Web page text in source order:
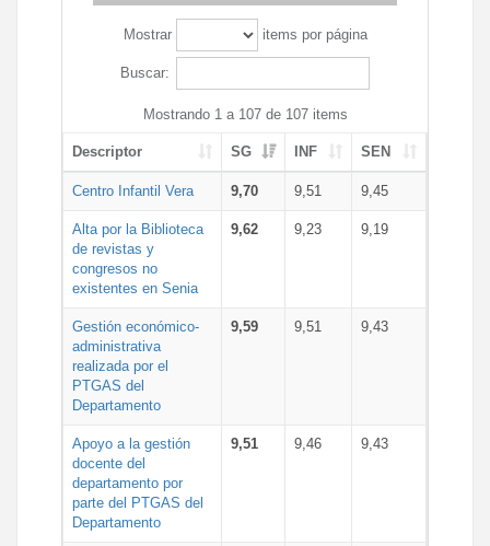
Mostrar items por página
Buscar:
Mostrando 1 a 107 de 107 items
Descriptor SG INF SEN
Centro Infantil Vera 9,70 9,51 9,45
Alta por la Biblioteca
de revistas y
congresos no
existentes en Senia
9,62 9,23 9,19
Gestión económico-
administrativa
realizada por el
PTGAS del
Departamento
9,59 9,51 9,43
Apoyo a la gestión
docente del
departamento por
parte del PTGAS del
Departamento
9,51 9,46 9,43